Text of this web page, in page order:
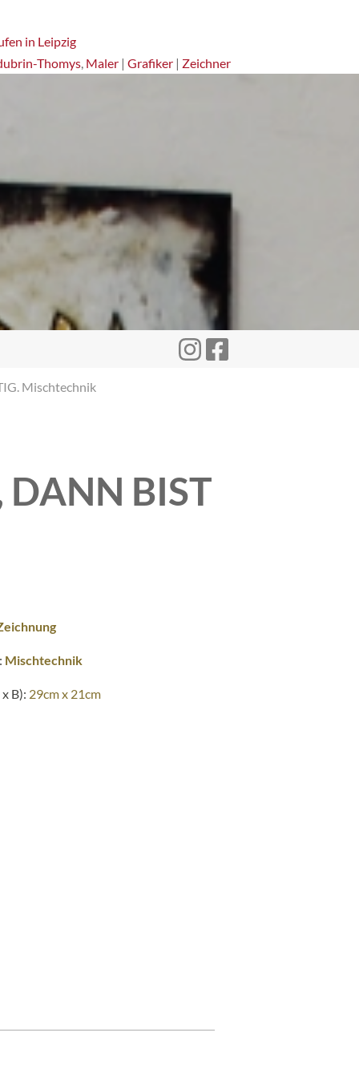
in Leipzig
Thomys, Maler | Grafiker | Zeichner
Mischtechnik
DANN BIST
Mischtechnik
B): 29cm x 21cm